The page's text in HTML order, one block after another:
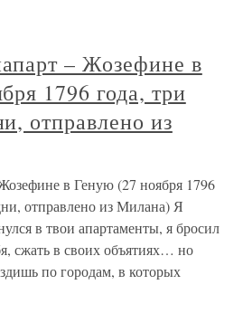
– Жозефине в
1796 года, три
отправлено из
в Геную (27 ноября 1796
отправлено из Милана) Я
в твои апартаменты, я бросил
сжать в своих объятиях… но
по городам, в которых